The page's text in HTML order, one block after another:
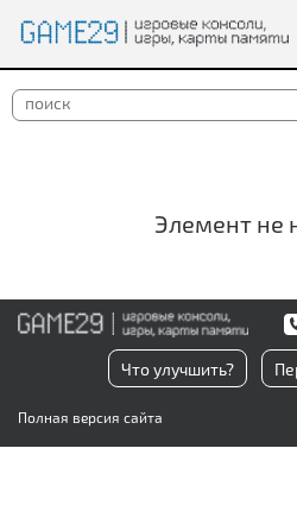
Элемент не
Что улучшить?
Полная версия сайта